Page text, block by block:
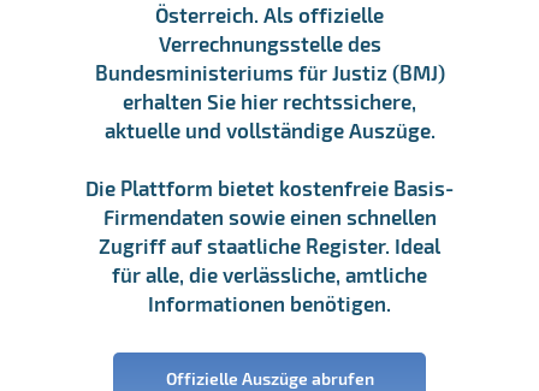
Österreich. Als offizielle
Verrechnungsstelle des
Bundesministeriums für Justiz (BMJ)
erhalten Sie hier rechtssichere,
aktuelle und vollständige Auszüge.
Die Plattform bietet kostenfreie Basis-
Firmendaten sowie einen schnellen
Zugriff auf staatliche Register. Ideal
für alle, die verlässliche, amtliche
Informationen benötigen.
Offizielle Auszüge abrufen